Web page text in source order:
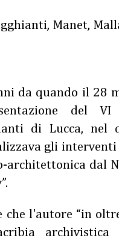
Manet,
da quando il 28
del VI
di Lucca, nel
gli interventi
architettonica dal
che l'autore “in